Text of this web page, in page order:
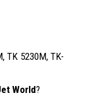
TK 5230M, TK-
World?